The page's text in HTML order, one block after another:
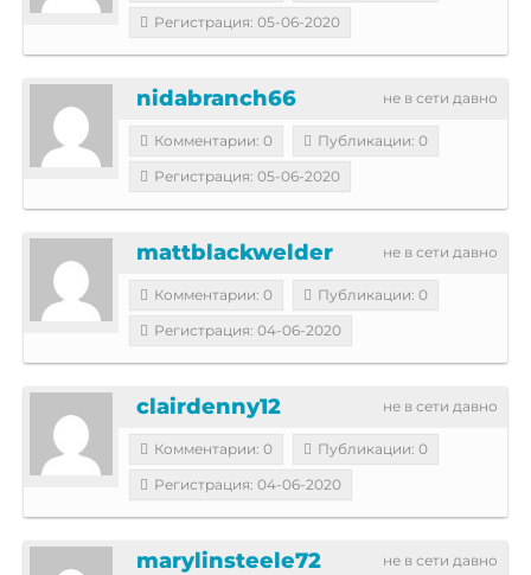
Регистрация: 05-06-2020
не в сети давно
nidabranch66
Комментарии: 0
Публикации: 0
Регистрация: 05-06-2020
не в сети давно
mattblackwelder
Комментарии: 0
Публикации: 0
Регистрация: 04-06-2020
не в сети давно
clairdenny12
Комментарии: 0
Публикации: 0
Регистрация: 04-06-2020
не в сети давно
marylinsteele72